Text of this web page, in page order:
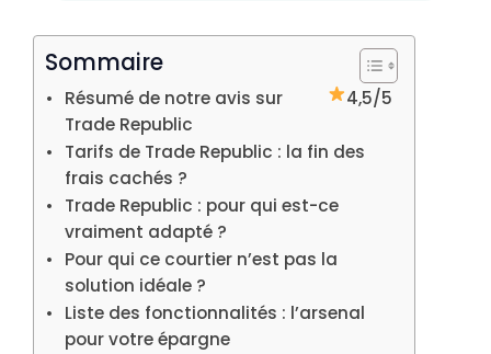
Sommaire
Résumé de notre avis sur
Trade Republic
4,5/5
Tarifs de Trade Republic : la fin des
frais cachés ?
Trade Republic : pour qui est-ce
vraiment adapté ?
Pour qui ce courtier n’est pas la
solution idéale ?
Liste des fonctionnalités : l’arsenal
pour votre épargne